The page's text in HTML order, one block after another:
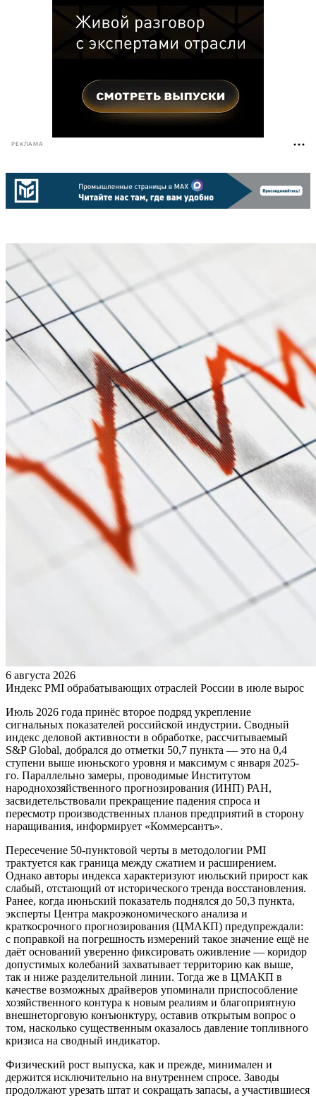
РЕКЛАМА
6 августа 2026
Индекс PMI обрабатывающих отраслей России в июле вырос
Июль 2026 года принёс второе подряд укрепление
сигнальных показателей российской индустрии. Сводный
индекс деловой активности в обработке, рассчитываемый
S&P Global, добрался до отметки 50,7 пункта — это на 0,4
ступени выше июньского уровня и максимум с января 2025-
го. Параллельно замеры, проводимые Институтом
народнохозяйственного прогнозирования (ИНП) РАН,
засвидетельствовали прекращение падения спроса и
пересмотр производственных планов предприятий в сторону
наращивания, информирует «Коммерсантъ».
Пересечение 50-пунктовой черты в методологии PMI
трактуется как граница между сжатием и расширением.
Однако авторы индекса характеризуют июльский прирост как
слабый, отстающий от исторического тренда восстановления.
Ранее, когда июньский показатель поднялся до 50,3 пункта,
эксперты Центра макроэкономического анализа и
краткосрочного прогнозирования (ЦМАКП) предупреждали:
с поправкой на погрешность измерений такое значение ещё не
даёт оснований уверенно фиксировать оживление — коридор
допустимых колебаний захватывает территорию как выше,
так и ниже разделительной линии. Тогда же в ЦМАКП в
качестве возможных драйверов упоминали приспособление
хозяйственного контура к новым реалиям и благоприятную
внешнеторговую конъюнктуру, оставив открытым вопрос о
том, насколько существенным оказалось давление топливного
кризиса на сводный индикатор.
Физический рост выпуска, как и прежде, минимален и
держится исключительно на внутреннем спросе. Заводы
продолжают урезать штат и сокращать запасы, а участившиеся